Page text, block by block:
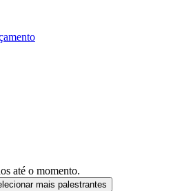
até o momento.
mais palestrantes